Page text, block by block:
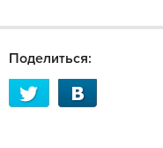
Поделиться: